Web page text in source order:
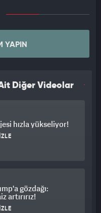
YAPIN
Diğer Videolar
hızla yükseliyor!
gözdağı:
artırırız!